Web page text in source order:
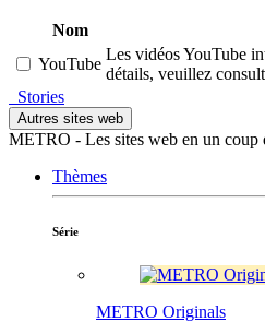
Nom
YouTube
Les vidéos YouTube
détails, veuillez
Stories
Autres sites web
METRO - Les sites web en un
Thèmes
Série
METRO Originals